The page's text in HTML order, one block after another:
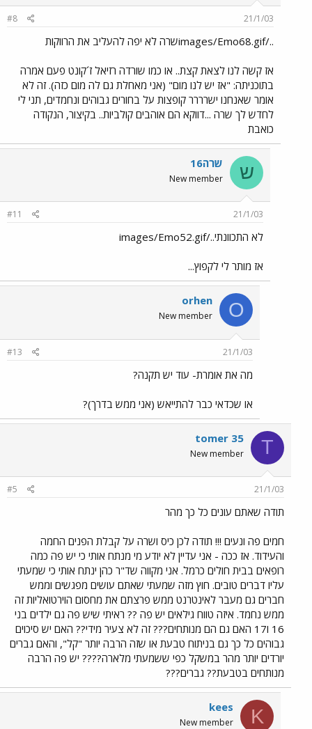
21/1/03
#8
../images/Emo68.gifשרה לא יפה להעליב את הרווקות
אז קשה לנו לצאת קצת.. או כמו שורדה רזיאל ז´קונט פעם אמרה
בתוכניתה: "אז יש לנו מום" (אני מאחלת גם לה מום כזה). זה לא
אומר שאנחנו ישרררר קופצות על בחורים גבוהים ונחמדים, תני לי
לחדש לך שרה ...דווקא הם אוהבים קולביות.. בקיצור, הנקודה
כואבת
ש שרה16
New member
21/1/03
#11
לא התכוונתי../images/Emo52.gif
אז מותר לי לקפוץ...
O
orhen
New member
21/1/03
#13
מה את אומרת- עוד יש תקנה?
או שכדאי כבר להתייאש (אני ממש בדרך)?
T
tomer 35
New member
21/1/03
#5
תודה שאתם עונים כל כך מהר
חמים פה ונעים !!! תודה לכן כיס ושרה על קבלת הפנים החמה
והעידוד. אז ככה - אני עדיין לא יודע מי מנתח אותי כי יש פה כמה
רופאים בבית חולים כרמל. אני מקווה שד"ר כהן ינתח אותי כי שמעתי
עליו דברים טובים. חוץ מזה שמעתי שאתם עושים מפגשים וממש
חברים גם מעבר לאינטרנט ממש פרצתם את מחסום הוירטואליות זה
ממש נחמד. איזה טווח גילאים יש פה ?? ראיתי שיש פה גם ילדים בני
16 ו17 האם גם הם מנותחים??? זה לא צעיר מידי?? האם יש סיכוים
גבוהים כל כך גם בניתוח טבעת או שזה הרבה יותר "קל", והאם גברים
יורדים יותר מהר במשקל כפי ששמעתי מלארה???? יש פה הרבה
מנותחים בטבעת?? גברים???
K
kees
New member